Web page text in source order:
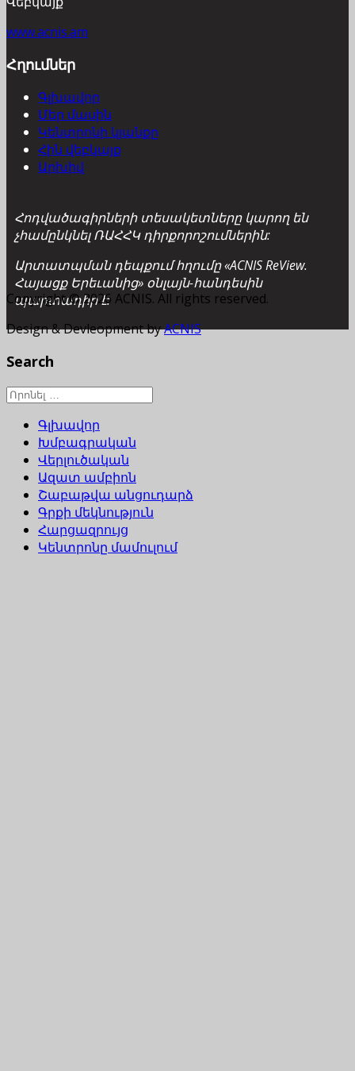
www.acnis.am
Հղումներ
Գլխավոր
Մեր մասին
Կենտրոնի կյանքը
Հին վեբկայք
Արխիվ
Հոդվածագիրների տեսակետները կարող են
չհամընկնել ՌԱՀՀԿ դիրքորոշումներին:
Արտատպման դեպքում հղումը «ACNIS ReView.
Հայացք Երեւանից» օնլայն-հանդեսին
պարտադիր է:
Copyright © 2026 ACNIS. All rights reserved.
Design & Devleopment byACNIS
Search
Գլխավոր
Խմբագրական
Վերլուծական
Ազատ ամբիոն
Շաբաթվա անցուդարձ
Գրքի մեկնություն
Հարցազրույց
Կենտրոնը մամուլում